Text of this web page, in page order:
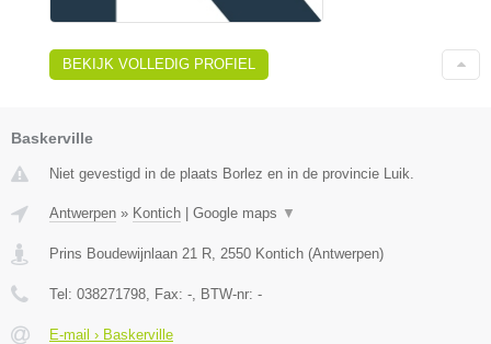
BEKIJK VOLLEDIG PROFIEL
Baskerville
Niet gevestigd in de plaats Borlez en in de provincie Luik.
Antwerpen » Kontich Google maps ▼
Prins Boudewijnlaan 21 R, 2550 Kontich (Antwerpen)
Tel: 038271798, Fax: -, BTW-nr: -
E-mail › Baskerville